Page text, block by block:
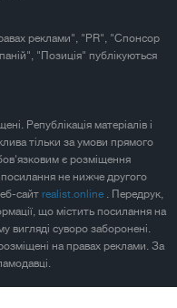
реклами", "PR", "Спонсор
"Позиція" публікуються
Републікація матеріалів і
тільки за умови прямого
є розміщення
не нижче другого
сайт realist.online . Передрук,
що містить посилання на
вигляді суворо заборонені.
на правах реклами. За